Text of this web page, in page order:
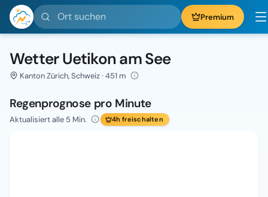
Ort suchen Premium
Wetter Uetikon am See
Kanton Zürich, Schweiz · 451 m
Regenprognose pro Minute
Aktualisiert alle 5 Min. 4h freischalten